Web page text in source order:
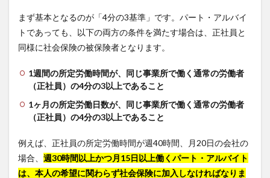
まず基本となるのが「4分の3基準」です。パート・アルバイ
トであっても、以下の両方の条件を満たす場合は、正社員と
同様に社会保険の被保険者となります。
1週間の所定労働時間が、同じ事業所で働く通常の労働者
（正社員）の4分の3以上であること
1ヶ月の所定労働日数が、同じ事業所で働く通常の労働者
（正社員）の4分の3以上であること
例えば、正社員の所定労働時間が週40時間、月20日の会社の
場合、 週30時間以上かつ月15日以上働くパート・アルバイト
は、本人の希望に関わらず社会保険に加入しなければなりま